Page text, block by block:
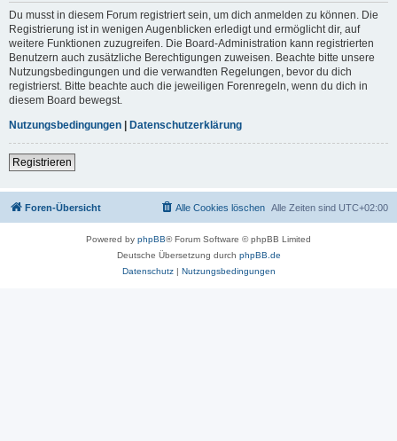
Du musst in diesem Forum registriert sein, um dich anmelden zu können. Die
Registrierung ist in wenigen Augenblicken erledigt und ermöglicht dir, auf
weitere Funktionen zuzugreifen. Die Board-Administration kann registrierten
Benutzern auch zusätzliche Berechtigungen zuweisen. Beachte bitte unsere
Nutzungsbedingungen und die verwandten Regelungen, bevor du dich
registrierst. Bitte beachte auch die jeweiligen Forenregeln, wenn du dich in
diesem Board bewegst.
Nutzungsbedingungen | Datenschutzerklärung
Registrieren
Foren-Übersicht Alle Zeiten sind UTC+02:00
Alle Cookies löschen
Powered by phpBB® Forum Software © phpBB Limited
Deutsche Übersetzung durch phpBB.de
Datenschutz| Nutzungsbedingungen